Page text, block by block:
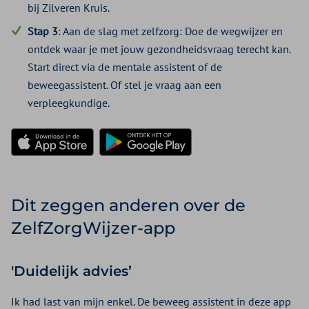
bij Zilveren Kruis.
Stap 3: Aan de slag met zelfzorg: Doe de wegwijzer en
ontdek waar je met jouw gezondheidsvraag terecht kan.
Start direct via de mentale assistent of de
beweegassistent. Of stel je vraag aan een
verpleegkundige.
Download in de App StoreOntdek het op Google Play
Dit zeggen anderen over de
ZelfZorgWijzer-app
'Duidelijk advies’
Ik had last van mijn enkel. De beweeg assistent in deze app